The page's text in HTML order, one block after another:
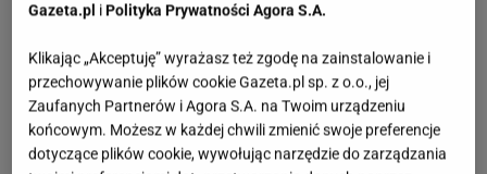
Gazeta.pl iPolityka Prywatności Agora S.A.
Klikając „Akceptuję” wyrażasz też zgodę na zainstalowanie i
przechowywanie plików cookie Gazeta.pl sp. z o.o., jej
Zaufanych Partnerów i Agora S.A. na Twoim urządzeniu
końcowym. Możesz w każdej chwili zmienić swoje preferencje
dotyczące plików cookie, wywołując narzędzie do zarządzania